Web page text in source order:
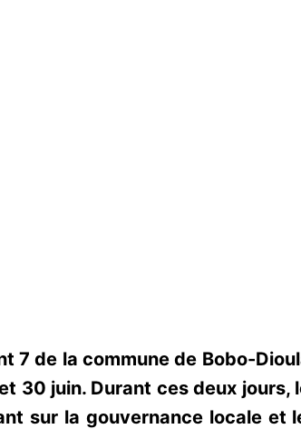
7 de la commune de Bobo-
30 juin. Durant ces deux jours,
sur la gouvernance locale et